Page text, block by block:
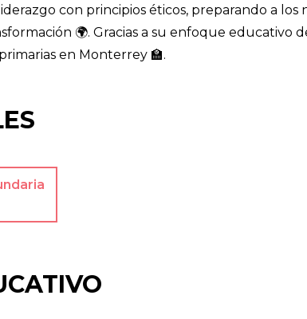
con principios éticos, preparando a
🌍. Gracias a su enfoque educativo
en Monterrey 🏫.